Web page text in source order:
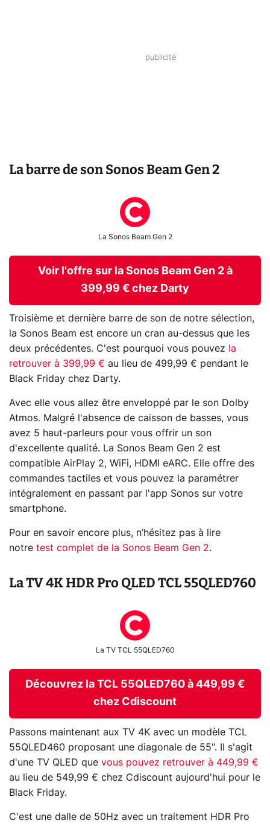
La barre de son Sonos Beam Gen 2
La Sonos Beam Gen 2
Voir l'offre sur la Sonos Beam Gen 2 à
399,99 € chez Darty
Troisième et dernière barre de son de notre sélection,
la Sonos Beam est encore un cran au-dessus que les
deux précédentes. C'est pourquoi vous pouvez
la
retrouver à 399,99 € au lieu de 499,99 € pendant le
Black Friday chez Darty.
Avec elle vous allez être enveloppé par le son Dolby
Atmos. Malgré l'absence de caisson de basses, vous
avez 5 haut-parleurs pour vous offrir un son
d'excellente qualité. La Sonos Beam Gen 2 est
compatible AirPlay 2, WiFi, HDMI eARC. Elle offre des
commandes tactiles et vous pouvez la paramétrer
intégralement en passant par l'app Sonos sur votre
smartphone.
Pour en savoir encore plus, n’hésitez pas à lire
notre test complet de la Sonos Beam Gen 2.
La TV 4K HDR Pro QLED TCL 55QLED760
La TV TCL 55QLED760
Découvrez la TCL 55QLED760 à 449,99 €
chez Cdiscount
Passons maintenant aux TV 4K avec un modèle TCL
55QLED460 proposant une diagonale de 55". Il s'agit
d'une TV QLED que vous pouvez retrouver à 449,99 €
au lieu de 549,99 € chez Cdiscount aujourd'hui pour le
Black Friday.
C'est une dalle de 50Hz avec un traitement HDR Pro